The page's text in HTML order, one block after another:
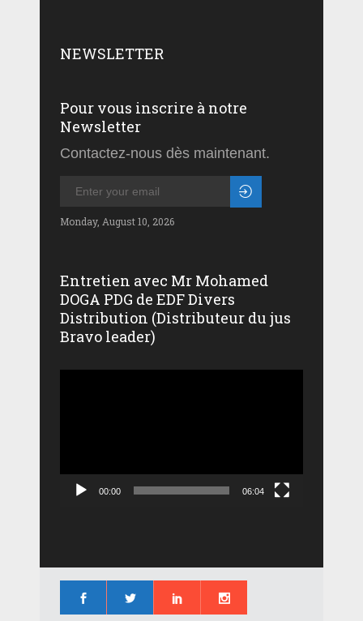
NEWSLETTER
Pour vous inscrire à notre
Newsletter
Contactez-nous dès maintenant.
Monday, August 10, 2026
Entretien avec Mr Mohamed
DOGA PDG de EDF Divers
Distribution (Distributeur du jus
Bravo leader)
00:00 06:04